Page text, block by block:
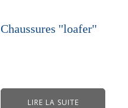
Chaussures ''loafer''
LIRE LA SUITE